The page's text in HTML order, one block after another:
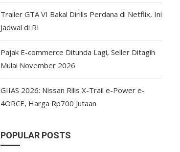
Trailer GTA VI Bakal Dirilis Perdana di Netflix, Ini
Jadwal di RI
Pajak E-commerce Ditunda Lagi, Seller Ditagih
Mulai November 2026
GIIAS 2026: Nissan Rilis X-Trail e-Power e-
4ORCE, Harga Rp700 Jutaan
POPULAR POSTS